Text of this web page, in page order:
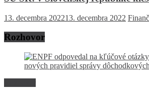
13. decembra 202213. decembra 2022
Rozhovor